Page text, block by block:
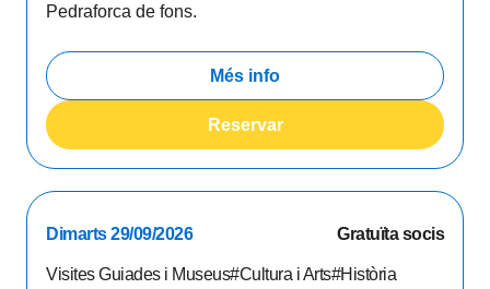
Pedraforca de fons.
Més info
Reservar
Dimarts 29/09/2026 Gratuïta socis
Visites Guiades i Museus#Cultura i Arts#Història